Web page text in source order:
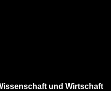
und Wirtschaft